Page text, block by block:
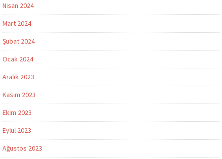
Nisan 2024
Mart 2024
Şubat 2024
Ocak 2024
Aralık 2023
Kasım 2023
Ekim 2023
Eylül 2023
Ağustos 2023